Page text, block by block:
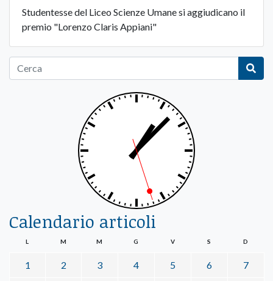
Studentesse del Liceo Scienze Umane si aggiudicano il
premio "Lorenzo Claris Appiani"
Calendario articoli
L M M G V S D
1 2 3 4 5 6 7